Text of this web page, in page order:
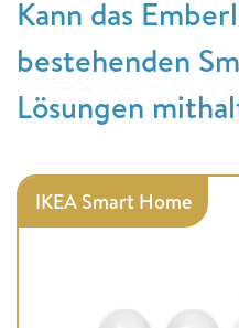
Kann das
bestehenden
Lösungen
IKEA Smart Home